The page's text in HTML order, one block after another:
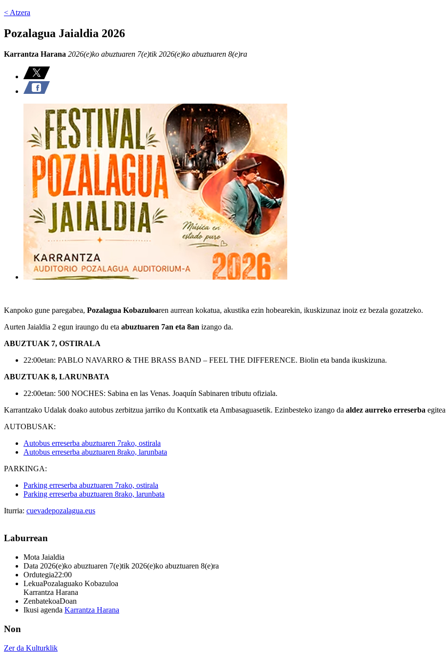
< Atzera
Pozalagua Jaialdia 2026
Karrantza Harana 2026(e)ko abuztuaren 7(e)tik 2026(e)ko abuztuaren 8(e)ra
Kanpoko gune paregabea, Pozalagua Kobazuloaren aurrean kokatua, akustika ezin hobearekin, ikuskizunaz inoiz ez bezala gozatzeko.
Aurten Jaialdia 2 egun iraungo du eta abuztuaren 7an eta 8an izango da.
ABUZTUAK 7, OSTIRALA
22:00etan: PABLO NAVARRO & THE BRASS BAND – FEEL THE DIFFERENCE. Biolin eta banda ikuskizuna.
ABUZTUAK 8, LARUNBATA
22:00etan: 500 NOCHES: Sabina en las Venas. Joaquín Sabinaren tributu ofiziala.
Karrantzako Udalak doako autobus zerbitzua jarriko du Kontxatik eta Ambasaguasetik. Ezinbesteko izango da aldez aurreko erreserba egitea
AUTOBUSAK:
Autobus erreserba abuztuaren 7rako, ostirala
Autobus erreserba abuztuaren 8rako, larunbata
PARKINGA:
Parking erreserba abuztuaren 7rako, ostirala
Parking erreserba abuztuaren 8rako, larunbata
Iturria: cuevadepozalagua.eus
Laburrean
Mota Jaialdia
Data 2026(e)ko abuztuaren 7(e)tik 2026(e)ko abuztuaren 8(e)ra
Ordutegia22:00
LekuaPozalaguako Kobazuloa
Karrantza Harana
ZenbatekoaDoan
Ikusi agenda Karrantza Harana
Non
Zer da Kulturklik